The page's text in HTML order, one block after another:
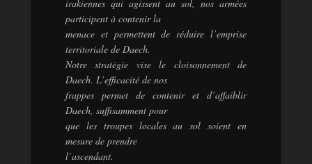
irakiennes qui agissent au sol, nos armées
participent à contenir la
menace et permettent de réduire l’emprise
territoriale de Daech.
Notre stratégie vise le cloisonnement de
Daech. L’efficacité de nos
frappes permet de contenir et d’affaiblir
Daech, suffisamment pour
que les troupes locales au sol soient en
mesure de prendre
l’ascendant.